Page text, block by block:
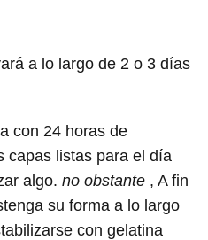
a lo largo de 2 o 3 días
con 24 horas de
capas listas para el día
algo. no obstante , A fin
su forma a lo largo
con gelatina